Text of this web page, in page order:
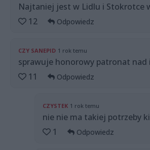
Najtaniej jest w Lidlu i Stokrotce
12
Odpowiedz
CZY SANEPID 1 rok temu
sprawuje honorowy patronat nad
11
Odpowiedz
CZYSTEK 1 rok temu
nie nie ma takiej potrzeby
1
Odpowiedz